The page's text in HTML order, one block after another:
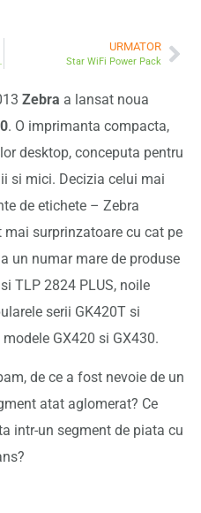
mobilitatii
URMATOR
Star WiFi Power Pack
Zebra a lansat noua
. O imprimanta compacta,
desktop, conceputa pentru
si mici. Decizia celui mai
de etichete – Zebra
surprinzatoare cu cat pe
un numar mare de produse
TLP 2824 PLUS, noile
serii GK420T si
GX420 si GX430.
de ce a fost nevoie de un
atat aglomerat? Ce
intr-un segment de piata cu